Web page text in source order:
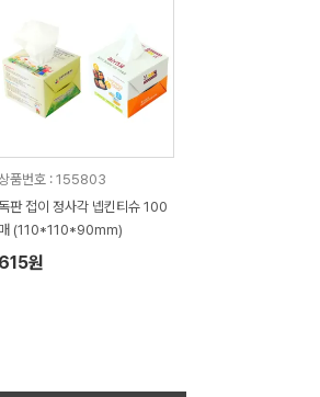
상품번호 : 155803
판 접이 정사각 넵킨티슈 100
매 (110*110*90mm)
615원